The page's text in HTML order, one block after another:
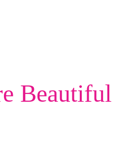
Beautiful